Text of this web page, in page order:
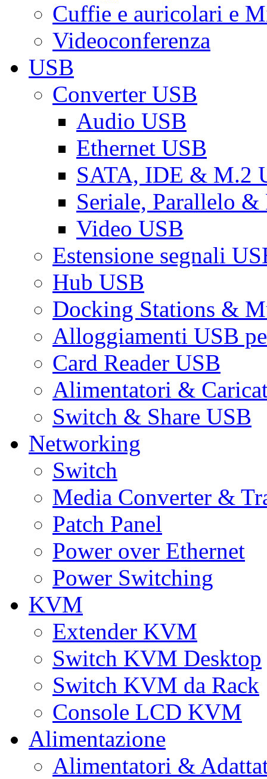
Cuffie e auricolari e
Videoconferenza
USB
Converter USB
Audio USB
Ethernet USB
SATA, IDE & M.2
Seriale, Parallelo &
Video USB
Estensione segnali
Hub USB
Docking Stations &
Alloggiamenti USB
Card Reader USB
Alimentatori &
Switch & Share USB
Networking
Switch
Media Converter &
Patch Panel
Power over Ethernet
Power Switching
KVM
Extender KVM
Switch KVM Desktop
Switch KVM da Rack
Console LCD KVM
Alimentazione
Alimentatori &